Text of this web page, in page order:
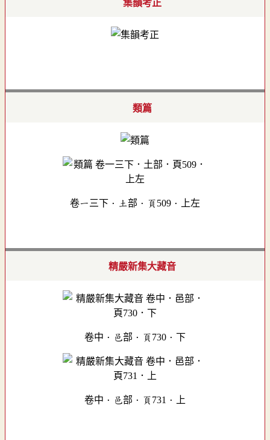
集韻考正
類篇
卷一三下．土部．頁509．上左
精嚴新集大藏音
卷中．邑部．頁730．下
卷中．邑部．頁731．上